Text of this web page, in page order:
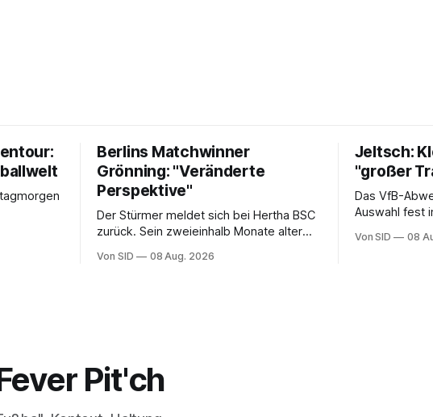
Berlins Matchwinner
Grönning: "Veränderte
Perspektive"
Der Stürmer meldet sich bei Hertha BSC
zurück. Sein zweieinhalb Monate alter
Von SID 08 Aug. 2026
Jeltsch:
"großer
Das VfB-
Auswahl fest
Von SID 08
Pit'ch